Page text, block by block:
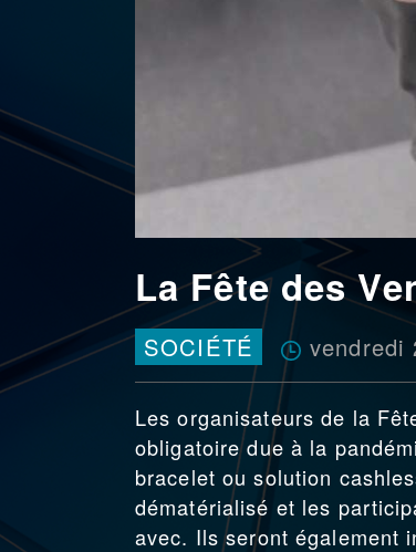
La Fête des
SOCIÉTÉ vendredi
Les organisateurs de la
obligatoire due à la
bracelet ou solution
dématérialisé et les
avec. Ils seront également